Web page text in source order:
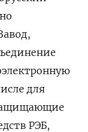
для
РЭБ,